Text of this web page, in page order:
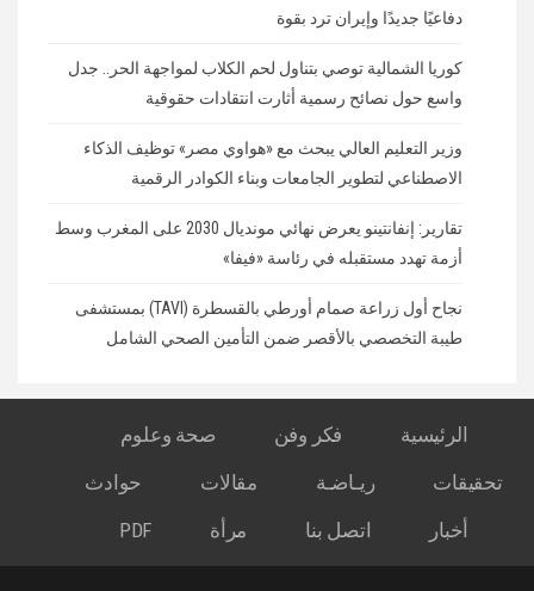
دفاعيًا جديدًا وإيران ترد بقوة
كوريا الشمالية توصي بتناول لحم الكلاب لمواجهة الحر.. جدل
واسع حول نصائح رسمية أثارت انتقادات حقوقية
وزير التعليم العالي يبحث مع «هواوي مصر» توظيف الذكاء
الاصطناعي لتطوير الجامعات وبناء الكوادر الرقمية
تقارير: إنفانتينو يعرض نهائي مونديال 2030 على المغرب وسط
أزمة تهدد مستقبله في رئاسة «فيفا»
نجاح أول زراعة صمام أورطي بالقسطرة (TAVI) بمستشفى
طيبة التخصصي بالأقصر ضمن التأمين الصحي الشامل
الرئيسية فكر وفن
صحة وعلوم
تحقيقات
ريـاضـة مقالات
حوادث
أخبار
اتصل بنا مرأة PDF